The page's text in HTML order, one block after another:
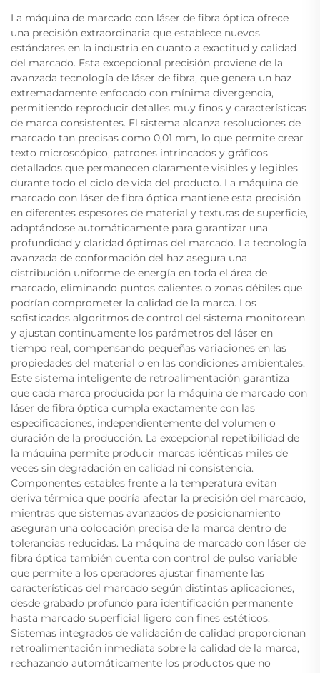
La máquina de marcado con láser de fibra óptica ofrece
una precisión extraordinaria que establece nuevos
estándares en la industria en cuanto a exactitud y calidad
del marcado. Esta excepcional precisión proviene de la
avanzada tecnología de láser de fibra, que genera un haz
extremadamente enfocado con mínima divergencia,
permitiendo reproducir detalles muy finos y características
de marca consistentes. El sistema alcanza resoluciones de
marcado tan precisas como 0,01 mm, lo que permite crear
texto microscópico, patrones intrincados y gráficos
detallados que permanecen claramente visibles y legibles
durante todo el ciclo de vida del producto. La máquina de
marcado con láser de fibra óptica mantiene esta precisión
en diferentes espesores de material y texturas de superficie,
adaptándose automáticamente para garantizar una
profundidad y claridad óptimas del marcado. La tecnología
avanzada de conformación del haz asegura una
distribución uniforme de energía en toda el área de
marcado, eliminando puntos calientes o zonas débiles que
podrían comprometer la calidad de la marca. Los
sofisticados algoritmos de control del sistema monitorean
y ajustan continuamente los parámetros del láser en
tiempo real, compensando pequeñas variaciones en las
propiedades del material o en las condiciones ambientales.
Este sistema inteligente de retroalimentación garantiza
que cada marca producida por la máquina de marcado con
láser de fibra óptica cumpla exactamente con las
especificaciones, independientemente del volumen o
duración de la producción. La excepcional repetibilidad de
la máquina permite producir marcas idénticas miles de
veces sin degradación en calidad ni consistencia.
Componentes estables frente a la temperatura evitan
deriva térmica que podría afectar la precisión del marcado,
mientras que sistemas avanzados de posicionamiento
aseguran una colocación precisa de la marca dentro de
tolerancias reducidas. La máquina de marcado con láser de
fibra óptica también cuenta con control de pulso variable
que permite a los operadores ajustar finamente las
características del marcado según distintas aplicaciones,
desde grabado profundo para identificación permanente
hasta marcado superficial ligero con fines estéticos.
Sistemas integrados de validación de calidad proporcionan
retroalimentación inmediata sobre la calidad de la marca,
rechazando automáticamente los productos que no